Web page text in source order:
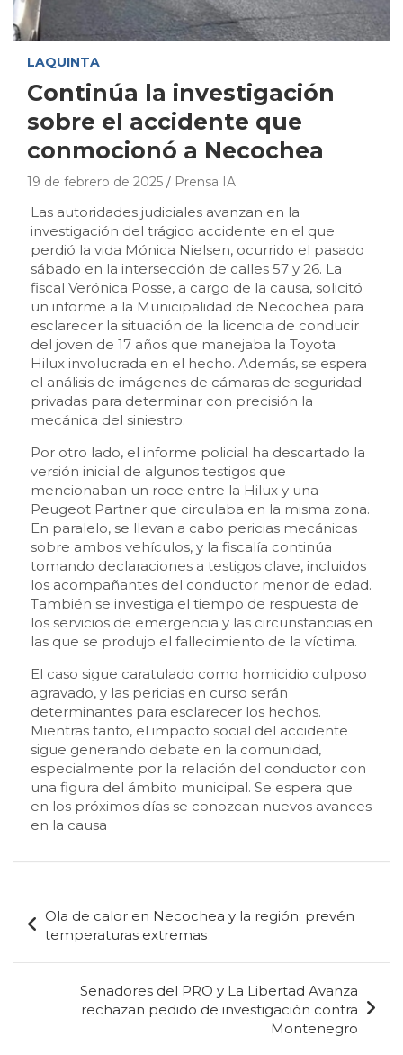
LAQUINTA
Continúa la investigación
sobre el accidente que
conmocionó a Necochea
19 de febrero de 2025 Prensa IA
Las autoridades judiciales avanzan en la
investigación del trágico accidente en el que
perdió la vida Mónica Nielsen, ocurrido el pasado
sábado en la intersección de calles 57 y 26. La
fiscal Verónica Posse, a cargo de la causa, solicitó
un informe a la Municipalidad de Necochea para
esclarecer la situación de la licencia de conducir
del joven de 17 años que manejaba la Toyota
Hilux involucrada en el hecho. Además, se espera
el análisis de imágenes de cámaras de seguridad
privadas para determinar con precisión la
mecánica del siniestro.
Por otro lado, el informe policial ha descartado la
versión inicial de algunos testigos que
mencionaban un roce entre la Hilux y una
Peugeot Partner que circulaba en la misma zona.
En paralelo, se llevan a cabo pericias mecánicas
sobre ambos vehículos, y la fiscalía continúa
tomando declaraciones a testigos clave, incluidos
los acompañantes del conductor menor de edad.
También se investiga el tiempo de respuesta de
los servicios de emergencia y las circunstancias en
las que se produjo el fallecimiento de la víctima.
El caso sigue caratulado como homicidio culposo
agravado, y las pericias en curso serán
determinantes para esclarecer los hechos.
Mientras tanto, el impacto social del accidente
sigue generando debate en la comunidad,
especialmente por la relación del conductor con
una figura del ámbito municipal. Se espera que
en los próximos días se conozcan nuevos avances
en la causa
de
entradas
Ola de calor en Necochea y la región: prevén
temperaturas extremas
Senadores del PRO y La Libertad Avanza
rechazan pedido de investigación contra
Montenegro